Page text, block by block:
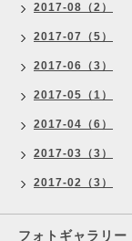
2017-08（2）
2017-07（5）
2017-06（3）
2017-05（1）
2017-04（6）
2017-03（3）
2017-02（3）
フォトギャラリー